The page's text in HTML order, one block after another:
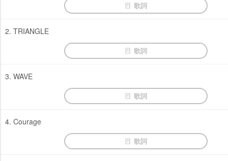
歌詞
2. TRIANGLE
歌詞
3. WAVE
歌詞
4. Courage
歌詞